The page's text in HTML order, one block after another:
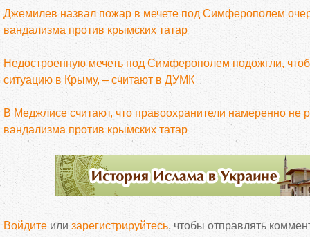
Джемилев назвал пожар в мечете под Симферополем
вандализма против крымских татар
Недостроенную мечеть под Симферополем подожгли,
ситуацию в Крыму, – считают в ДУМК
В Меджлисе считают, что правоохранители намеренно не
вандализма против крымских татар
Войдите или зарегистрируйтесь, чтобы отправлять